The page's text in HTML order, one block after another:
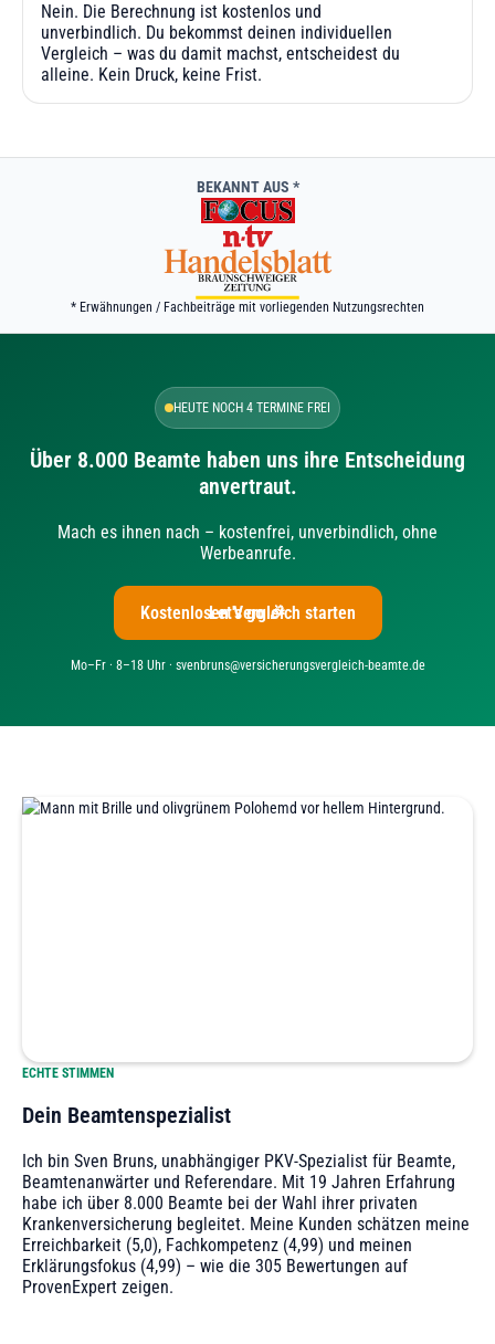
Nein. Die Berechnung ist kostenlos und
unverbindlich. Du bekommst deinen individuellen
Vergleich – was du damit machst, entscheidest du
alleine. Kein Druck, keine Frist.
BEKANNT AUS *
* Erwähnungen / Fachbeiträge mit vorliegenden Nutzungsrechten
HEUTE NOCH 4 TERMINE FREI
Über 8.000 Beamte haben uns ihre Entscheidung
anvertraut.
Mach es ihnen nach – kostenfrei, unverbindlich, ohne
Werbeanrufe.
Let's go 🎉
Kostenlosen Vergleich starten
Mo–Fr · 8–18 Uhr · svenbruns@versicherungsvergleich-beamte.de
ECHTE STIMMEN
Dein Beamtenspezialist
Ich bin Sven Bruns, unabhängiger PKV-Spezialist für Beamte,
Beamtenanwärter und Referendare. Mit 19 Jahren Erfahrung
habe ich über 8.000 Beamte bei der Wahl ihrer privaten
Krankenversicherung begleitet. Meine Kunden schätzen meine
Erreichbarkeit (5,0), Fachkompetenz (4,99) und meinen
Erklärungsfokus (4,99) – wie die 305 Bewertungen auf
ProvenExpert zeigen.